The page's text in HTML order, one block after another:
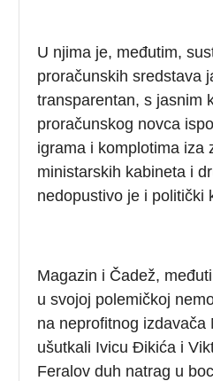
U njima je, međutim,
proračunskih sredstava
transparentan, s jasnim
proračunskog novca
igrama i komplotima iza
ministarskih kabineta i
nedopustivo je i politički
Magazin i Čadež,
u svojoj polemičkoj
na neprofitnog izdavača
ušutkali Ivicu Đikića i
Feralov duh natrag u